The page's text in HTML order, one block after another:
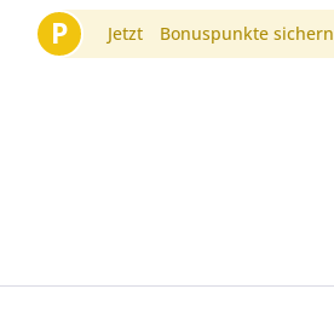
P Jetzt Bonuspunkte sichern